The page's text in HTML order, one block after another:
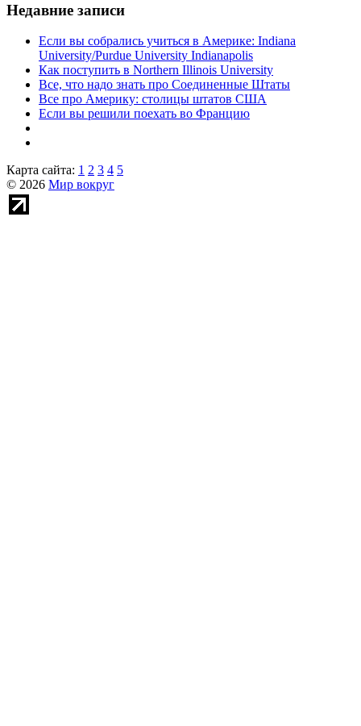
Недавние записи
Если вы собрались учиться в Америке: Indiana
University/Purdue University Indianapolis
Как поступить в Northern Illinois University
Все, что надо знать про Соединенные Штаты
Все про Америку: столицы штатов США
Если вы решили поехать во Францию
Карта сайта: 1 2 3 4 5
© 2026 Мир вокруг